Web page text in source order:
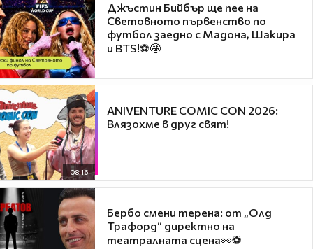
Джъстин Бийбър ще пее на
Световното първенство по
футбол заедно с Мадона, Шакира
и BTS!⚽🤩
08:16
ANIVENTURE COMIC CON 2026:
Влязохме в друг свят!
Бербо смени терена: от „Олд
Трафорд“ директно на
театралната сцена👀⚽